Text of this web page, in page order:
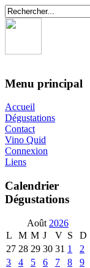
Menu principal
Accueil
Dégustations
Contact
Vino Quid
Connexion
Liens
Calendrier
Dégustations
Août 2026
L
M M J V S
D
27 28 29 30 31 1
2
3
4 5 6 7 8
9